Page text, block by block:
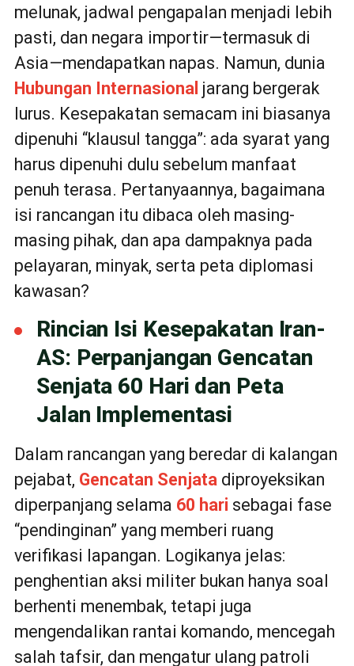
melunak, jadwal pengapalan menjadi lebih
pasti, dan negara importir—termasuk di
Asia—mendapatkan napas. Namun, dunia
Hubungan Internasional jarang bergerak
lurus. Kesepakatan semacam ini biasanya
dipenuhi “klausul tangga”: ada syarat yang
harus dipenuhi dulu sebelum manfaat
penuh terasa. Pertanyaannya, bagaimana
isi rancangan itu dibaca oleh masing-
masing pihak, dan apa dampaknya pada
pelayaran, minyak, serta peta diplomasi
kawasan?
Rincian Isi Kesepakatan Iran-
AS: Perpanjangan Gencatan
Senjata 60 Hari dan Peta
Jalan Implementasi
Dalam rancangan yang beredar di kalangan
pejabat, Gencatan Senjata diproyeksikan
diperpanjang selama 60 hari sebagai fase
“pendinginan” yang memberi ruang
verifikasi lapangan. Logikanya jelas:
penghentian aksi militer bukan hanya soal
berhenti menembak, tetapi juga
mengendalikan rantai komando, mencegah
salah tafsir, dan mengatur ulang patroli